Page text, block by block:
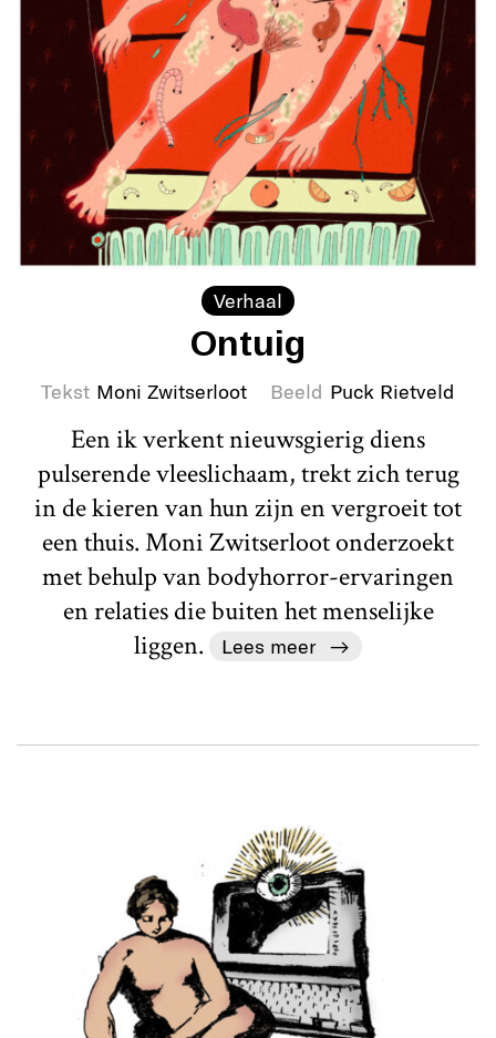
Verhaal
Ontuig
Tekst Moni Zwitserloot Beeld Puck Rietveld
Een ik verkent nieuwsgierig diens
pulserende vleeslichaam, trekt zich terug
in de kieren van hun zijn en vergroeit tot
een thuis. Moni Zwitserloot onderzoekt
met behulp van bodyhorror-ervaringen
en relaties die buiten het menselijke
liggen.
Lees meer